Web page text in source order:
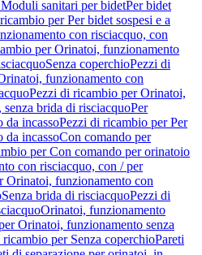
sanitari per bidetPer bidet
per Per bidet sospesi e a
con risciacquo, con
per Orinatoi, funzionamento
Senza coperchioPezzi di
funzionamento con
Pezzi di ricambio per Orinatoi,
brida di risciacquoPer
da incassoPezzi di ricambio per Per
da incassoCon comando per
per Con comando per orinatoio
con risciacquo, con / per
Orinatoi, funzionamento con
Senza brida di risciacquoPezzi di
Orinatoi, funzionamento
Orinatoi, funzionamento senza
per Senza coperchioPareti